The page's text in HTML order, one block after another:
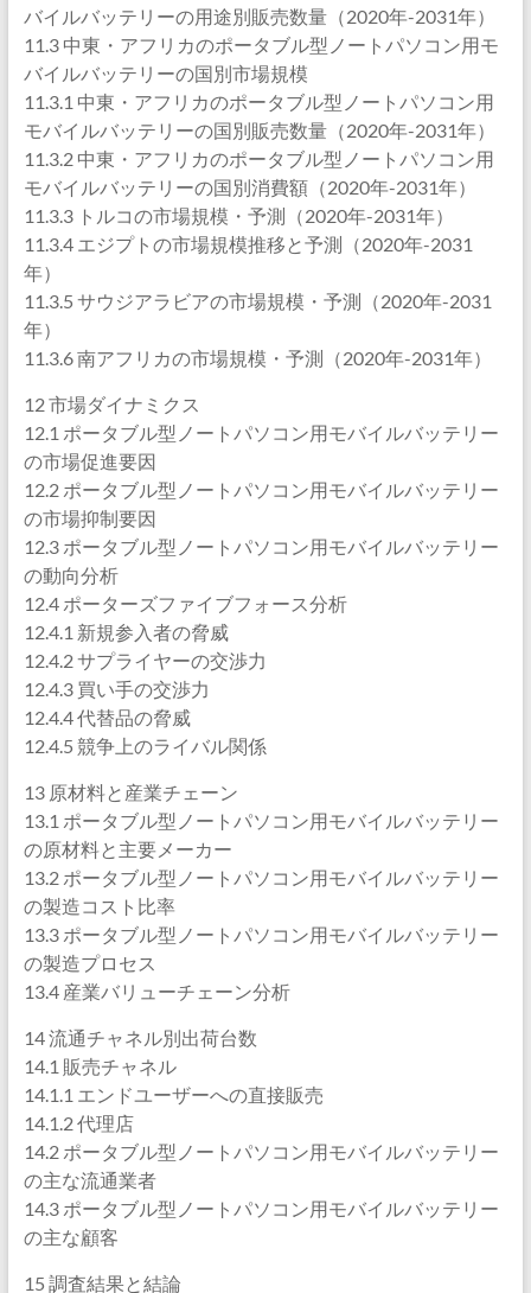
バイルバッテリーの用途別販売数量（2020年-2031年）
11.3 中東・アフリカのポータブル型ノートパソコン用モ
バイルバッテリーの国別市場規模
11.3.1 中東・アフリカのポータブル型ノートパソコン用
モバイルバッテリーの国別販売数量（2020年-2031年）
11.3.2 中東・アフリカのポータブル型ノートパソコン用
モバイルバッテリーの国別消費額（2020年-2031年）
11.3.3 トルコの市場規模・予測（2020年-2031年）
11.3.4 エジプトの市場規模推移と予測（2020年-2031
年）
11.3.5 サウジアラビアの市場規模・予測（2020年-2031
年）
11.3.6 南アフリカの市場規模・予測（2020年-2031年）
12 市場ダイナミクス
12.1 ポータブル型ノートパソコン用モバイルバッテリー
の市場促進要因
12.2 ポータブル型ノートパソコン用モバイルバッテリー
の市場抑制要因
12.3 ポータブル型ノートパソコン用モバイルバッテリー
の動向分析
12.4 ポーターズファイブフォース分析
12.4.1 新規参入者の脅威
12.4.2 サプライヤーの交渉力
12.4.3 買い手の交渉力
12.4.4 代替品の脅威
12.4.5 競争上のライバル関係
13 原材料と産業チェーン
13.1 ポータブル型ノートパソコン用モバイルバッテリー
の原材料と主要メーカー
13.2 ポータブル型ノートパソコン用モバイルバッテリー
の製造コスト比率
13.3 ポータブル型ノートパソコン用モバイルバッテリー
の製造プロセス
13.4 産業バリューチェーン分析
14 流通チャネル別出荷台数
14.1 販売チャネル
14.1.1 エンドユーザーへの直接販売
14.1.2 代理店
14.2 ポータブル型ノートパソコン用モバイルバッテリー
の主な流通業者
14.3 ポータブル型ノートパソコン用モバイルバッテリー
の主な顧客
15 調査結果と結論